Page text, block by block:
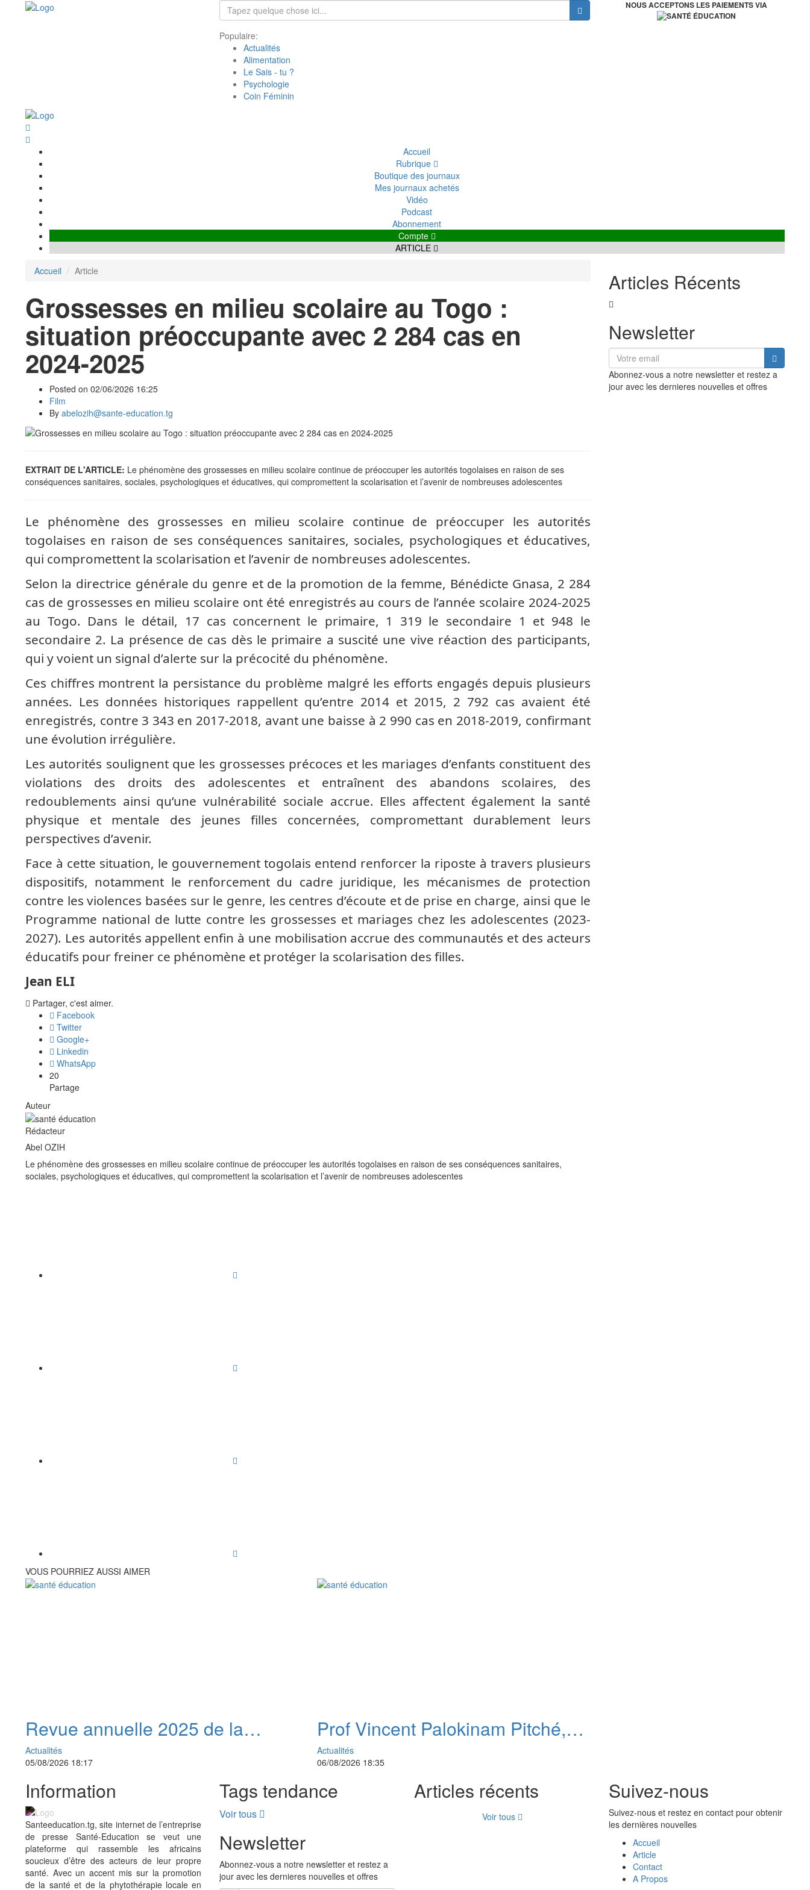
Populaire:
Actualités
Alimentation
Le Sais - tu ?
Psychologie
Coin Féminin
NOUS ACCEPTONS LES PAIEMENTS VIA
Accueil
Rubrique
Boutique des journaux
Mes journaux achetés
Vidéo
Podcast
Abonnement
Compte
ARTICLE
Accueil
Article
Grossesses en milieu scolaire au Togo :
situation préoccupante avec 2 284 cas en
2024-2025
Posted on 02/06/2026 16:25
Film
By abelozih@sante-education.tg
EXTRAIT DE L'ARTICLE: Le phénomène des grossesses en milieu scolaire continue de préoccuper les autorités togolaises en raison de ses
conséquences sanitaires, sociales, psychologiques et éducatives, qui compromettent la scolarisation et l’avenir de nombreuses adolescentes
Le phénomène des grossesses en milieu scolaire continue de préoccuper les autorités
togolaises en raison de ses conséquences sanitaires, sociales, psychologiques et éducatives,
qui compromettent la scolarisation et l’avenir de nombreuses adolescentes.
Selon la directrice générale du genre et de la promotion de la femme, Bénédicte Gnasa, 2 284
cas de grossesses en milieu scolaire ont été enregistrés au cours de l’année scolaire 2024-2025
au Togo. Dans le détail, 17 cas concernent le primaire, 1 319 le secondaire 1 et 948 le
secondaire 2. La présence de cas dès le primaire a suscité une vive réaction des participants,
qui y voient un signal d’alerte sur la précocité du phénomène.
Ces chiffres montrent la persistance du problème malgré les efforts engagés depuis plusieurs
années. Les données historiques rappellent qu’entre 2014 et 2015, 2 792 cas avaient été
enregistrés, contre 3 343 en 2017-2018, avant une baisse à 2 990 cas en 2018-2019, confirmant
une évolution irrégulière.
Les autorités soulignent que les grossesses précoces et les mariages d’enfants constituent des
violations des droits des adolescentes et entraînent des abandons scolaires, des
redoublements ainsi qu’une vulnérabilité sociale accrue. Elles affectent également la santé
physique et mentale des jeunes filles concernées, compromettant durablement leurs
perspectives d’avenir.
Face à cette situation, le gouvernement togolais entend renforcer la riposte à travers plusieurs
dispositifs, notamment le renforcement du cadre juridique, les mécanismes de protection
contre les violences basées sur le genre, les centres d’écoute et de prise en charge, ainsi que le
Programme national de lutte contre les grossesses et mariages chez les adolescentes (2023-
2027). Les autorités appellent enfin à une mobilisation accrue des communautés et des acteurs
éducatifs pour freiner ce phénomène et protéger la scolarisation des filles.
Jean ELI
Partager, c'est aimer.
Facebook
Twitter
Google+
Linkedin
WhatsApp
20
Partage
Auteur
Rédacteur
Abel OZIH
Le phénomène des grossesses en milieu scolaire continue de préoccuper les autorités togolaises en raison de ses conséquences sanitaires,
sociales, psychologiques et éducatives, qui compromettent la scolarisation et l’avenir de nombreuses adolescentes
VOUS POURRIEZ AUSSI AIMER
Revue annuelle 2025 de la
riposte au VIH : les acquis à
préserver face à la réduction des
ressources
Actualités
05/08/2026 18:17
Prof Vincent Palokinam Pitché,
nouveau Directeur général de
l’OOAS
Actualités
06/08/2026 18:35
Articles Récents
Newsletter
Abonnez-vous a notre newsletter et restez a
jour avec les dernieres nouvelles et offres
Information
Santeeducation.tg, site internet de l’entreprise
de presse Santé-Education se veut une
plateforme qui rassemble les africains
soucieux d’être des acteurs de leur propre
santé. Avec un accent mis sur la promotion
de la santé et de la phytothérapie locale en
Tags tendance
Voir tous
Newsletter
Abonnez-vous a notre newsletter et restez a
jour avec les dernieres nouvelles et offres
Articles récents
Voir tous
Suivez-nous
Suivez-nous et restez en contact pour obtenir
les dernières nouvelles
Accueil
Article
Contact
A Propos